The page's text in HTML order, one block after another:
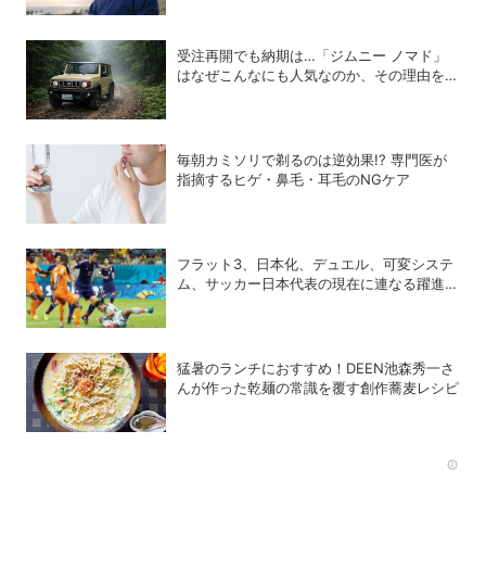
受注再開でも納期は…「ジムニー ノマド」
はなぜこんなにも人気なのか、その理由を徹
毎朝カミソリで剃るのは逆効果!? 専門医が
指摘するヒゲ・鼻毛・耳毛のNGケア
フラット3、日本化、デュエル、可変システ
ム、サッカー日本代表の現在に連なる躍進の
猛暑のランチにおすすめ！DEEN池森秀一さ
んが作った乾麺の常識を覆す創作蕎麦レシピ